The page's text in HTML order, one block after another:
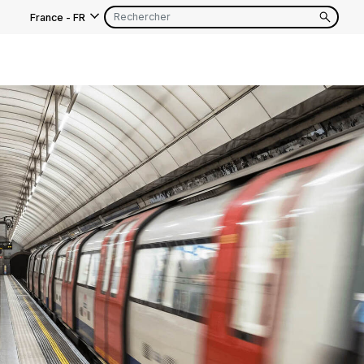
France - FR
EN FR
EN
FR
EN FR